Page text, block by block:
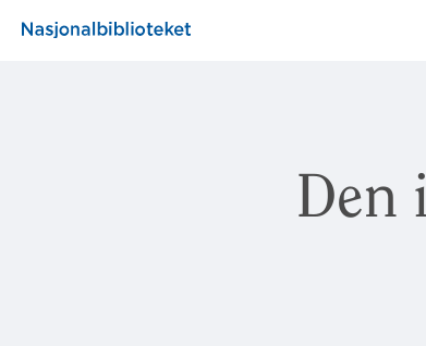
Den